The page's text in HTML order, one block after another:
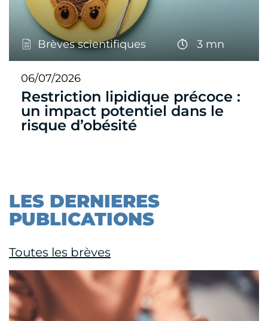
Brèves scientifiques 3 mn
06/07/2026
Restriction lipidique précoce :
un impact potentiel dans le
risque d’obésité
LES DERNIERES
PUBLICATIONS
Toutes les brèves